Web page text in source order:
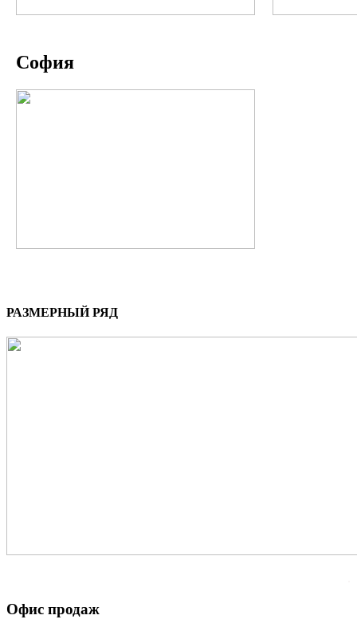
София
РАЗМЕРНЫЙ РЯД
Офис продаж